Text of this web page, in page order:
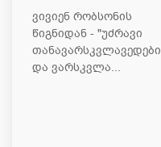
ვივიენ რობსონის
წიგნიდან - "უძრავი
თანავარსკვლავედები
და ვარსკვლა...